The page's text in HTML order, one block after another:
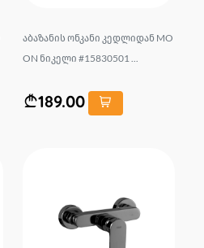
აბაზანის ონკანი კედლიდან MO
ON ნიკელი #15830501 ...
189.00